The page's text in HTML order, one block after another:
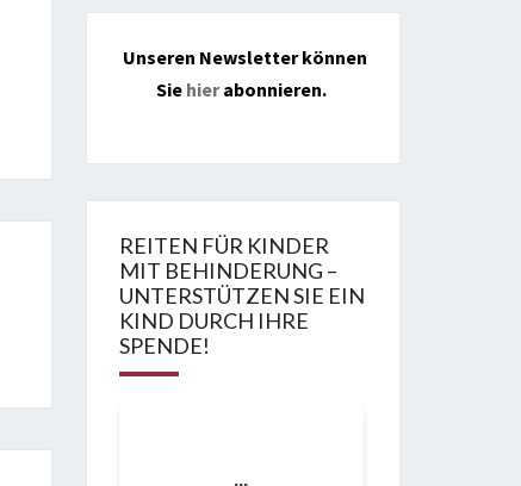
Unseren Newsletter können
Sie hierabonnieren.
REITEN FÜR KINDER
MIT BEHINDERUNG –
UNTERSTÜTZEN SIE EIN
KIND DURCH IHRE
SPENDE!